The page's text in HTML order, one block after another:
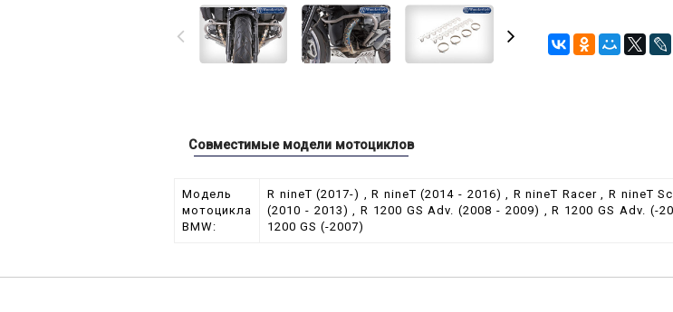
Совместимые модели мотоциклов
Модель
мотоцикла
BMW:
R nineT (2017-) , R nineT (2014 - 2016) , R nineT Racer , R nineT
(2010 - 2013) , R 1200 GS Adv. (2008 - 2009) , R 1200 GS Adv. (-
1200 GS (-2007)